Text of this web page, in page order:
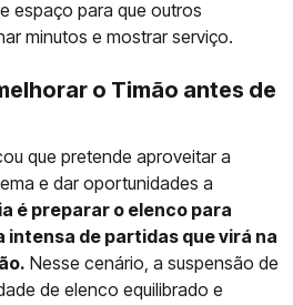
espaço para que outros
minutos e mostrar serviço.
o Timão antes de
que pretende aproveitar a
e dar oportunidades a
é preparar o elenco para
de partidas que virá na
Nesse cenário, a suspensão de
de elenco equilibrado e